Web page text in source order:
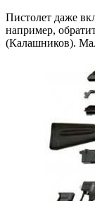
Пистолет даже
например,
(Калашников).